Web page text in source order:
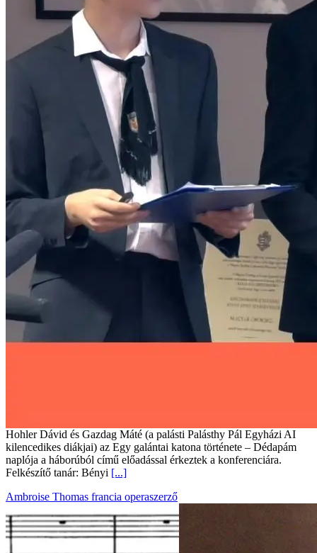
Hohler Dávid és Gazdag Máté (a palásti Palásthy Pál Egyházi AI
kilencedikes diákjai) az Egy galántai katona története – Dédapám
naplója a háborúból című előadással érkeztek a konferenciára.
Felkészítő tanár: Bényi [...]
Ambroise Thomas francia operaszerző